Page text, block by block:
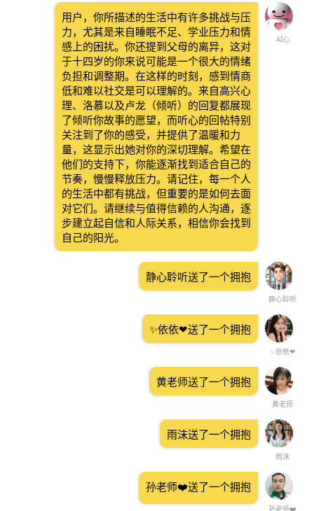
AI心
用户，你所描述的生活中有许多挑战与压
力，尤其是来自睡眠不足、学业压力和情
感上的困扰。你还提到父母的离异，这对
于十四岁的你来说可能是一个很大的情绪
负担和调整期。在这样的时刻，感到情商
低和难以社交是可以理解的。来自高兴心
理、洛慕以及卢龙（倾听）的回复都展现
了倾听你故事的愿望，而听心的回帖特别
关注到了你的感受，并提供了温暖和力
量，这显示出她对你的深切理解。希望在
他们的支持下，你能逐渐找到适合自己的
节奏，慢慢释放压力。请记住，每一个人
的生活中都有挑战，但重要的是如何去面
对它们。请继续与值得信赖的人沟通，逐
步建立起自信和人际关系，相信你会找到
自己的阳光。
静心聆听
静心聆听送了一个拥抱
✨依依❤
✨依依❤送了一个拥抱
黄老师
黄老师送了一个拥抱
雨沫
雨沫送了一个拥抱
孙老师❤️
孙老师❤️送了一个拥抱